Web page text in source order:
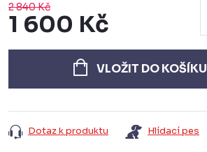
2 840 Kč
1 600 Kč
cena:
VLOŽIT DO KOŠÍKU
Dotaz k produktu Hlídací pes